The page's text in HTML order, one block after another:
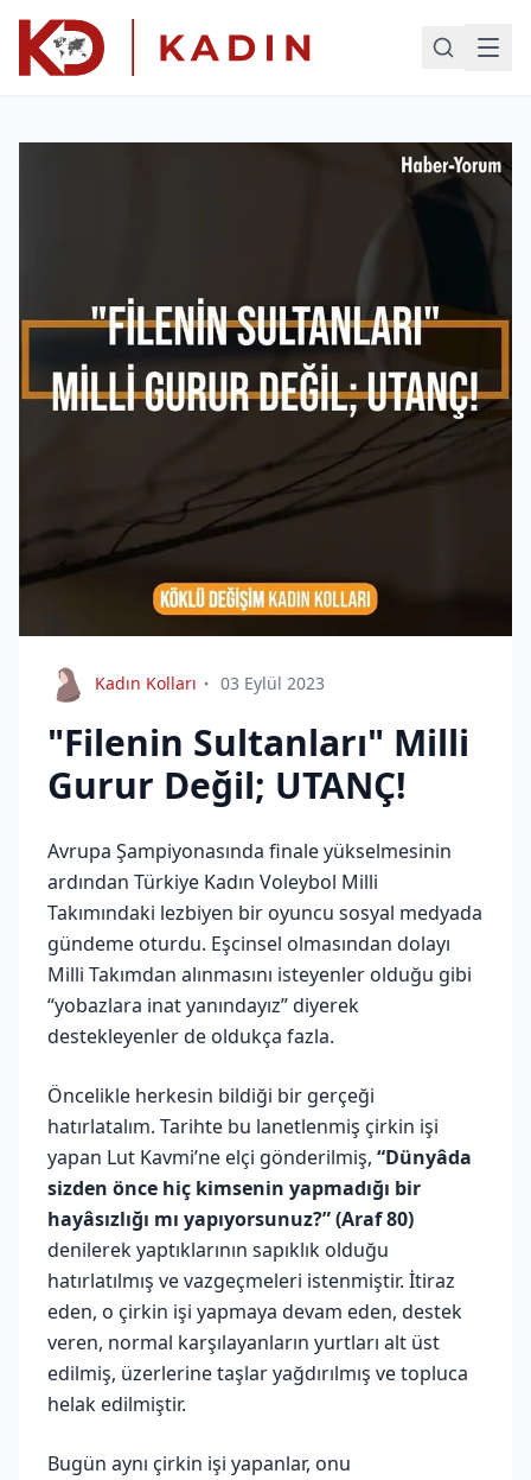
Kadın Kolları 03 Eylül 2023
"Filenin Sultanları" Milli
Gurur Değil; UTANÇ!
Avrupa Şampiyonasında finale yükselmesinin
ardından Türkiye Kadın Voleybol Milli
Takımındaki lezbiyen bir oyuncu sosyal medyada
gündeme oturdu. Eşcinsel olmasından dolayı
Milli Takımdan alınmasını isteyenler olduğu gibi
“yobazlara inat yanındayız” diyerek
destekleyenler de oldukça fazla.
Öncelikle herkesin bildiği bir gerçeği
hatırlatalım. Tarihte bu lanetlenmiş çirkin işi
yapan Lut Kavmi’ne elçi gönderilmiş, “Dünyâda
sizden önce hiç kimsenin yapmadığı bir
hayâsızlığı mı yapıyorsunuz?” (Araf 80)
denilerek yaptıklarının sapıklık olduğu
hatırlatılmış ve vazgeçmeleri istenmiştir. İtiraz
eden, o çirkin işi yapmaya devam eden, destek
veren, normal karşılayanların yurtları alt üst
edilmiş, üzerlerine taşlar yağdırılmış ve topluca
helak edilmiştir.
Bugün aynı çirkin işi yapanlar, onu